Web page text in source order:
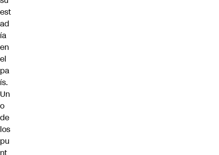
est
ad
ía
en
el
pa
ís.
Un
o
de
los
pu
nt